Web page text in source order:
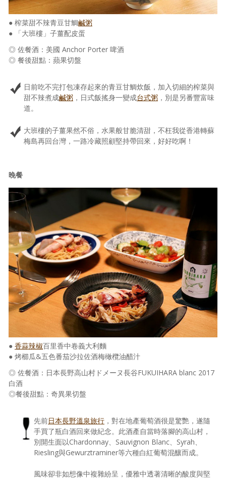
● 榨菜甜不辣青豆甘鯛鹹粥
● 「大班樓」子薑配皮蛋
◎ 佐餐酒：美國 Anchor Porter 啤酒
◎ 餐後甜點：蘋果切盤
日前吃不完打包凍存起來的青豆甘鯛炊飯，加入切細的榨菜與
甜不辣煮成鹹粥 ，日式飯搖身一變成台式粥 ，別是另番豐富味
道。
大班樓的子薑果然不俗，水果般甘脆清甜，不枉我從香港轉蘇
梅島再回台灣，一路冷藏照顧堅持帶回來，好好吃啊！
晚餐
● 香蒜辣椒百里香中卷義大利麵
● 烤櫛瓜&五色番茄沙拉佐酒梅橄欖油醋汁
◎ 佐餐酒：日本長野高山村ドメーヌ長谷FUKUIHARA blanc 2017
白酒
◎餐後甜點：奇異果切盤
先前日本長野溫泉旅行 ，對在地產葡萄酒很是驚艷，遂隨
手買了瓶白酒回來做紀念。此酒產自當時落腳的高山村，
別開生面以Chardonnay、Sauvignon Blanc、Syrah、
Riesling與Gewurztraminer等六種白紅葡萄混釀而成。
風味卻非如想像中複雜紛呈，優雅中透著清晰的酸度與堅